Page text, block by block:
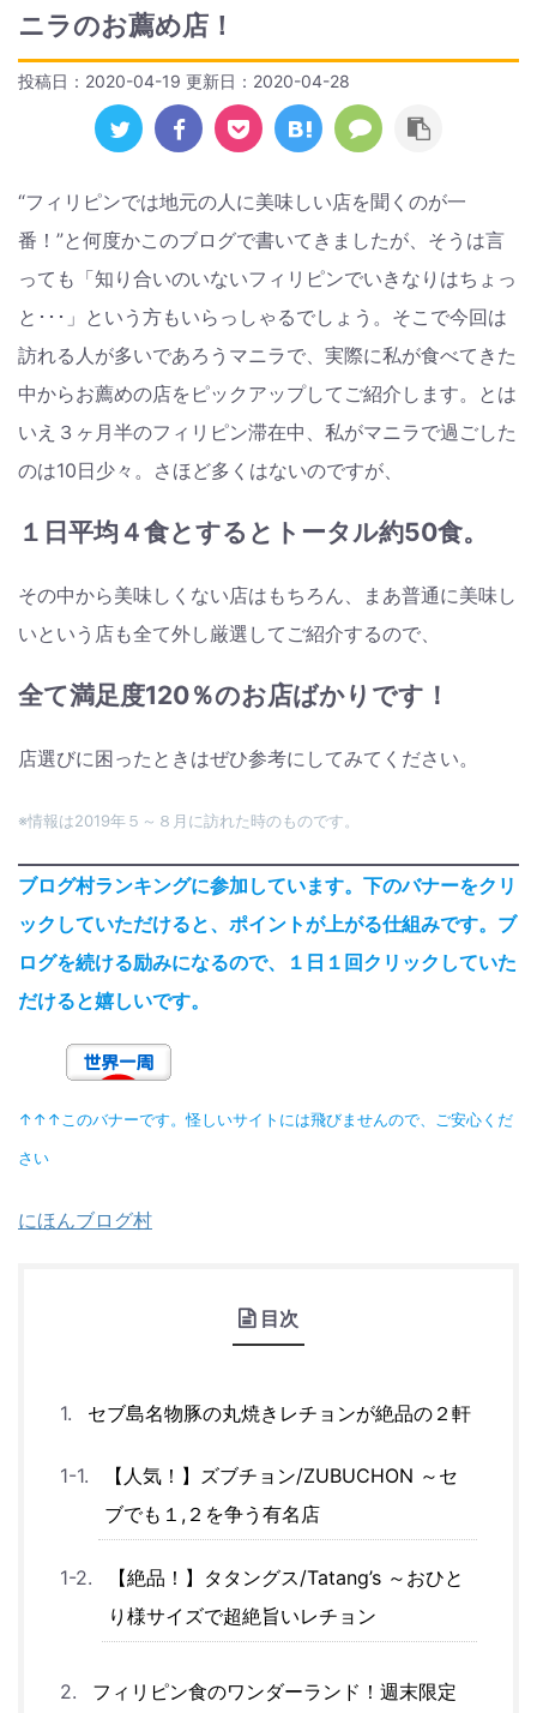
ニラのお薦め店！
投稿日：2020-04-19 更新日： 2020-04-28
“フィリピンでは地元の人に美味しい店を聞くのが一
番！”と何度かこのブログで書いてきましたが、そうは言
っても「知り合いのいないフィリピンでいきなりはちょっ
と･･･」という方もいらっしゃるでしょう。そこで今回は
訪れる人が多いであろうマニラで、実際に私が食べてきた
中からお薦めの店をピックアップしてご紹介します。とは
いえ３ヶ月半のフィリピン滞在中、私がマニラで過ごした
のは10日少々。さほど多くはないのですが、
１日平均４食とするとトータル約50食。
その中から美味しくない店はもちろん、まあ普通に美味し
いという店も全て外し厳選してご紹介するので、
全て満足度120％のお店ばかりです！
店選びに困ったときはぜひ参考にしてみてください。
※情報は2019年５～８月に訪れた時のものです。
ブログ村ランキングに参加しています。下のバナーをクリ
ックしていただけると、ポイントが上がる仕組みです。ブ
ログを続ける励みになるので、１日１回クリックしていた
だけると嬉しいです。
↑↑↑このバナーです。怪しいサイトには飛びませんので、ご安心くだ
さい
にほんブログ村
目次
セブ島名物豚の丸焼きレチョンが絶品の２軒
【人気！】ズブチョン/ZUBUCHON ～セ
ブでも１,２を争う有名店
【絶品！】タタングス/Tatang’s ～おひと
り様サイズで超絶旨いレチョン
フィリピン食のワンダーランド！週末限定